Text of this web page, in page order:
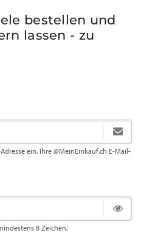
bestellen und
lassen - zu
ein. Ihre @MeinEinkauf.ch E-Mail-
8 Zeichen.